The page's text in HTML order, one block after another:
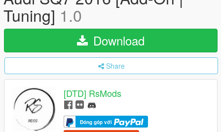
Tuning] 1.0
Download
Share
[DTD] RsMods
Đóng góp với